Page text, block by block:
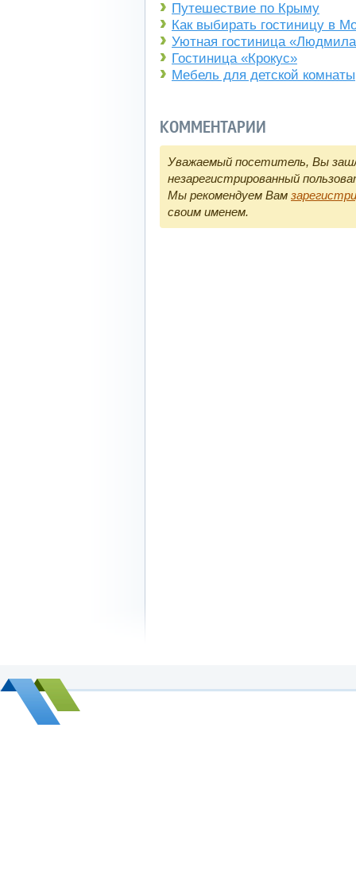
Путешествие по Крыму
Как выбирать гостиницу в
Уютная гостиница
Гостиница «Крокус»
Мебель для детской комнаты
КОММЕНТАРИИ
Уважаемый посетитель, Вы
незарегистрированный
Мы рекомендуем Вам
своим именем.